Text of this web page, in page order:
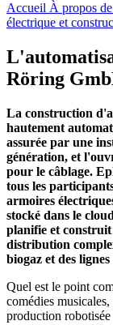
Accueil À propos
électrique et
Röring
La construction
hautement
assurée par une
génération, et
pour le câblage.
tous les
armoires
stocké dans le
planifie et construit
distribution
biogaz et des
Quel est le point
comédies
production